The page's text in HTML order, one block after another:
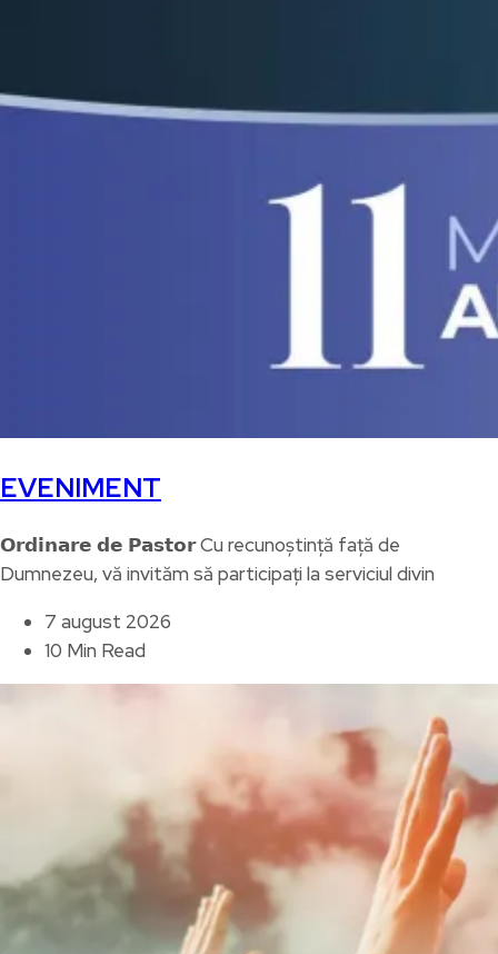
EVENIMENT
𝗢𝗿𝗱𝗶𝗻𝗮𝗿𝗲 𝗱𝗲 𝗣𝗮𝘀𝘁𝗼𝗿 Cu recunoștință față de
Dumnezeu, vă invităm să participați la serviciul divin
7 august 2026
10 Min Read